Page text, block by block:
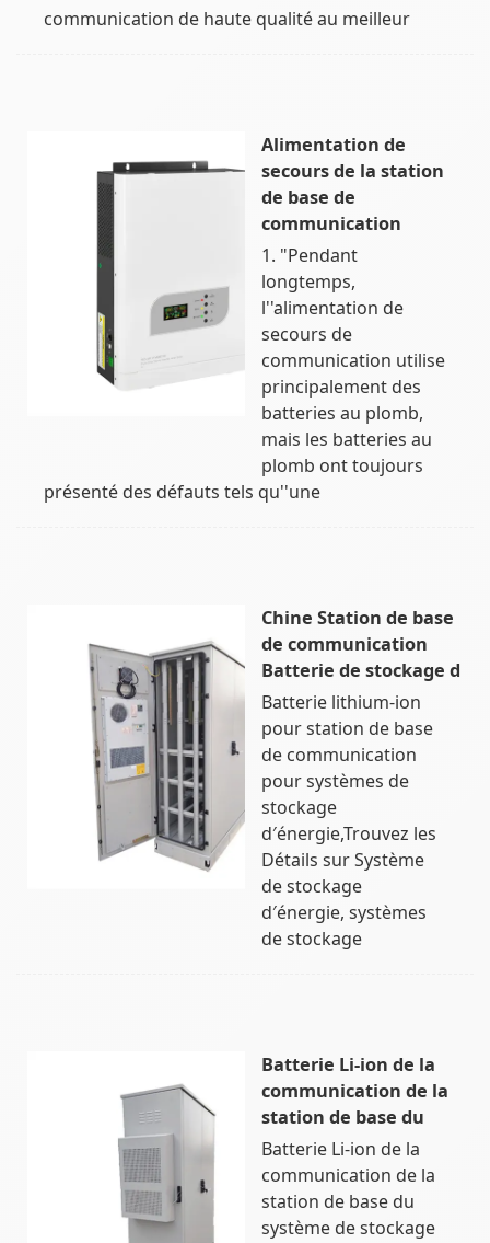
communication de haute qualité au meilleur
Alimentation de
secours de la station
de base de
communication
1. "Pendant
longtemps,
l''alimentation de
secours de
communication utilise
principalement des
batteries au plomb,
mais les batteries au
plomb ont toujours
présenté des défauts tels qu''une
Chine Station de base
de communication
Batterie de stockage d
Batterie lithium-ion
pour station de base
de communication
pour systèmes de
stockage
d′énergie,Trouvez les
Détails sur Système
de stockage
d′énergie, systèmes
de stockage
Batterie Li-ion de la
communication de la
station de base du
Batterie Li-ion de la
communication de la
station de base du
système de stockage